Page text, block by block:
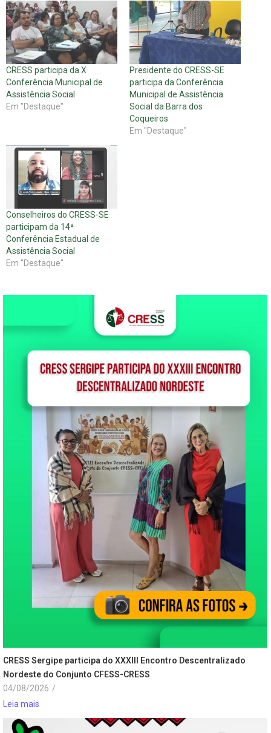
CRESS participa da X
Conferência Municipal de
Assistência Social
Em "Destaque"
Presidente do CRESS-SE
participa da Conferência
Municipal de Assistência
Social da Barra dos
Coqueiros
Em "Destaque"
Conselheiros do CRESS-SE
participam da 14ª
Conferência Estadual de
Assistência Social
Em "Destaque"
CRESS Sergipe participa do XXXIII Encontro Descentralizado
Nordeste do Conjunto CFESS-CRESS
04/08/2026 /
Leia mais